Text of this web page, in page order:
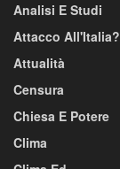
Analisi E Studi
Attacco All'Italia?
Attualità
Censura
Chiesa E Potere
Clima